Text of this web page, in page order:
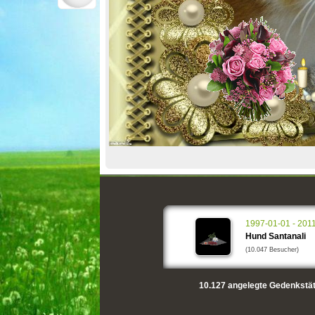
1997-01-01 -
Hund Santanali
(10.047 Besucher)
10.127angelegte